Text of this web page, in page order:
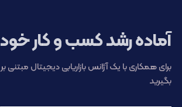
آماده رشد کسب و کار
برای همکاری با یک آژانس بازاریابی دیجیتال مبتنی
بگیرید